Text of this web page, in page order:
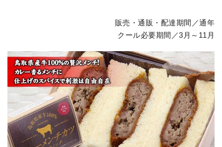
販売・通販・配達期間／通年
クール必要期間／3月～11月